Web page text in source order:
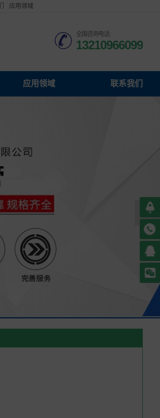
应用领域
全国咨询电话:
13210966099
公司应用领域
山东鲁鑫通金属材料有限公司联系我们